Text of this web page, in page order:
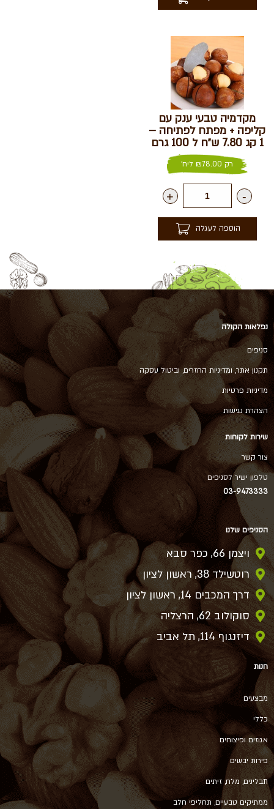
מקדמיה טבעי ענק עם
קליפה + מפתח לפתיחה –
1 קג 7.80 ש״ח ל 100 גרם
רק ₪78.00 ליח'
-
+
הוספה לעגלה
נפלאות הקולה
סניפים
תקנון אתר, ומדיניות החזרים, וביטול עסקה
מדיניות פרטיות
הצהרת נגישות
שירות לקוחות
צור קשר
טלפון ישיר לסניפים
03-9473333
הסניפים שלנו
ויצמן 66, כפר סבא
רוטשילד 38, ראשון לציון
דרך המכבים 14, ראשון לציון
סוקולוב 62, הרצליה
דיזנגוף 114, תל אביב
חנות
מבצעים
כללי
אגוזים ופיצוחים
פירות יבשים
תבלינים, מלח, זיתים
ממתיקים טבעיים, תחליפי חלב